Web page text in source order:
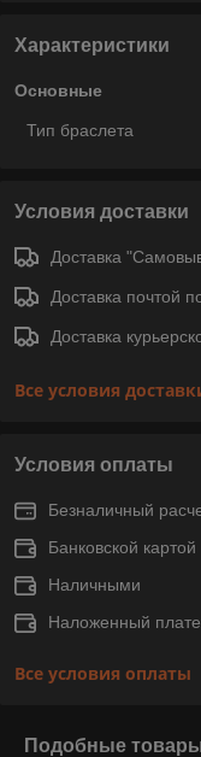
Характеристики
Основные
Тип браслета
Условия доставки
Доставка
Доставка почтой
Доставка
Все условия
Условия оплаты
Безналичный
Банковской картой
Наличными
Наложенный
Все условия оплаты
Подобные